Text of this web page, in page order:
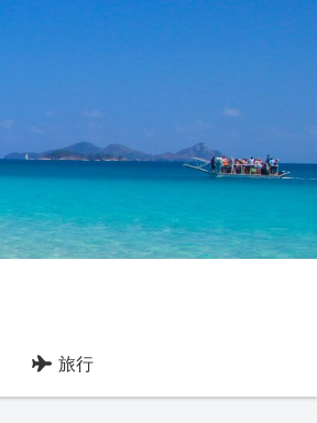
旅行